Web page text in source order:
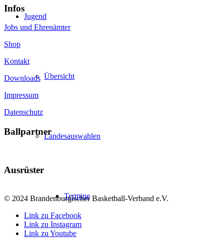
Jugend
Übersicht
Landesauswahlen
Termine
Infos
Jobs und Ehrenämter
Shop
Kontakt
Downloads
Impressum
Datenschutz
Ballpartner
Ausrüster
© 2024 Brandenburgischer Basketball-Verband e.V.
Link zu Facebook
Link zu Instagram
Link zu Youtube